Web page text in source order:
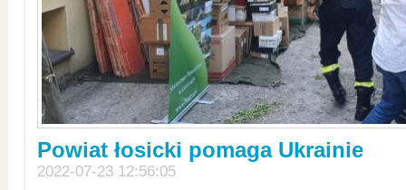
Powiat łosicki pomaga Ukrainie
2022-07-23 12:56:05